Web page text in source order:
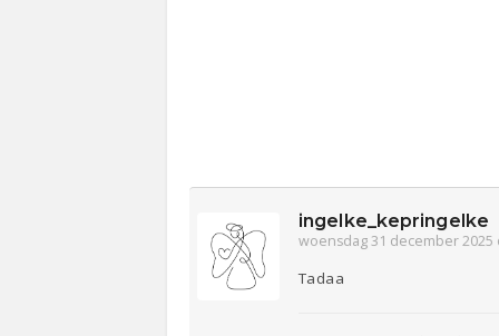
ingelke_kepringelke
woensdag 31 december 2025
Tadaa